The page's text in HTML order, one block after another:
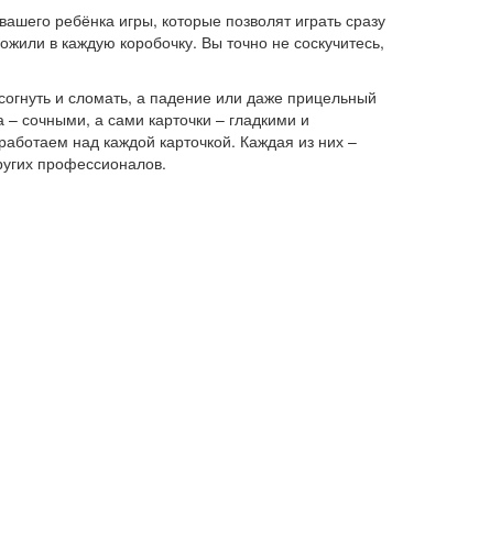
ребёнка игры, которые позволят играть сразу
в каждую коробочку. Вы точно не соскучитесь,
и сломать, а падение или даже прицельный
сочными, а сами карточки – гладкими и
над каждой карточкой. Каждая из них –
профессионалов.